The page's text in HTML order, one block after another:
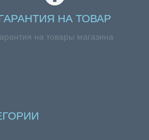
НА ТОВАР
на товары магазина